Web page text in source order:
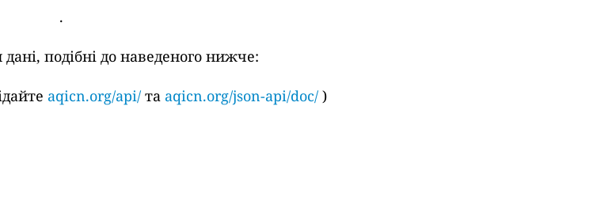
.
подібні до наведеного нижче:
aqicn.org/api/ та aqicn.org/json-api/doc/ )